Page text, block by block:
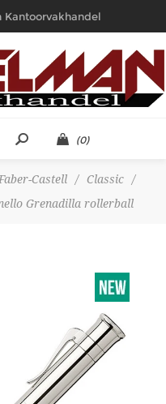
(0)
Castell / Classic
/
Grenadilla rollerball